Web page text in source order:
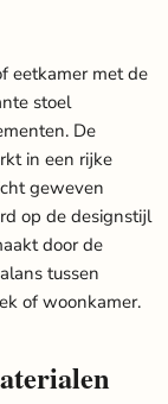
eetkamer met de
stoel
De
in een rijke
geweven
op de designstijl
door de
tussen
of woonkamer.